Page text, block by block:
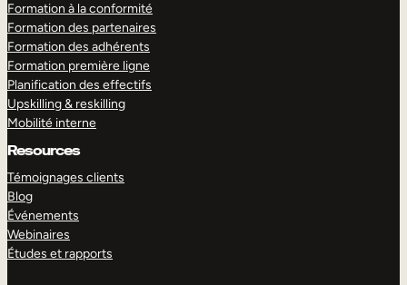
Formation à la conformité
Formation des partenaires
Formation des adhérents
Formation première ligne
Planification des effectifs
Upskilling & reskilling
Mobilité interne
Resources
Témoignages clients
Blog
Événements
Webinaires
Études et rapports